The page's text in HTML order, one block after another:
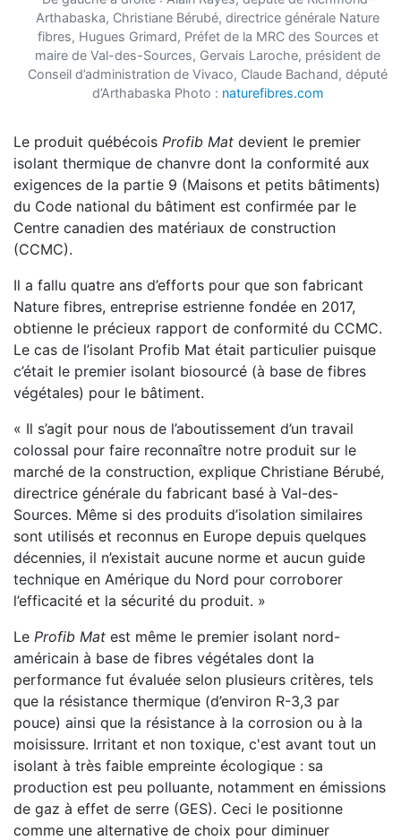
Arthabaska, Christiane Bérubé, directrice générale Nature
fibres, Hugues Grimard, Préfet de la MRC des Sources et
maire de Val-des-Sources, Gervais Laroche, président de
Conseil d’administration de Vivaco, Claude Bachand, député
d’Arthabaska Photo : naturefibres.com
Le produit québécois Profib Mat devient le premier
isolant thermique de chanvre dont la conformité aux
exigences de la partie 9 (Maisons et petits bâtiments)
du Code national du bâtiment est confirmée par le
Centre canadien des matériaux de construction
(CCMC).
Il a fallu quatre ans d’efforts pour que son fabricant
Nature fibres, entreprise estrienne fondée en 2017,
obtienne le précieux rapport de conformité du CCMC.
Le cas de l’isolant Profib Mat était particulier puisque
c’était le premier isolant biosourcé (à base de fibres
végétales) pour le bâtiment.
« Il s’agit pour nous de l’aboutissement d’un travail
colossal pour faire reconnaître notre produit sur le
marché de la construction, explique Christiane Bérubé,
directrice générale du fabricant basé à Val-des-
Sources. Même si des produits d’isolation similaires
sont utilisés et reconnus en Europe depuis quelques
décennies, il n’existait aucune norme et aucun guide
technique en Amérique du Nord pour corroborer
l’efficacité et la sécurité du produit. »
Le Profib Mat est même le premier isolant nord-
américain à base de fibres végétales dont la
performance fut évaluée selon plusieurs critères, tels
que la résistance thermique (d’environ R-3,3 par
pouce) ainsi que la résistance à la corrosion ou à la
moisissure. Irritant et non toxique, c'est avant tout un
isolant à très faible empreinte écologique : sa
production est peu polluante, notamment en émissions
de gaz à effet de serre (GES). Ceci le positionne
comme une alternative de choix pour diminuer